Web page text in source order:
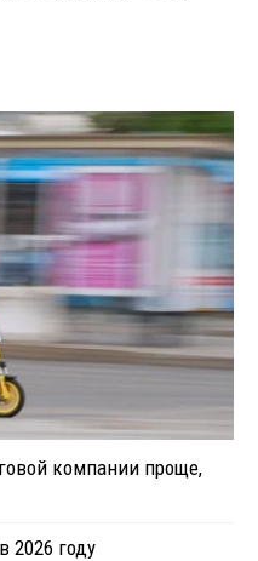
компании проще,
2026 году